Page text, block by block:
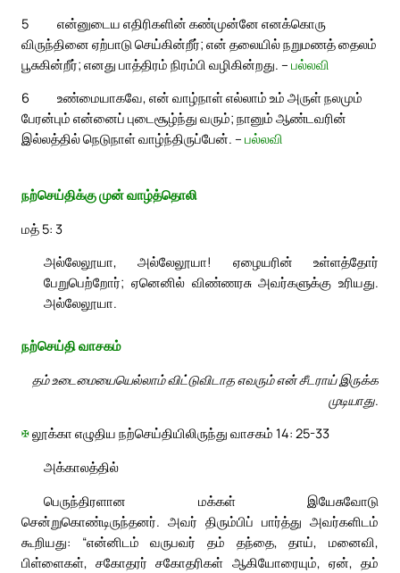
5
என்னுடைய எதிரிகளின் கண்முன்னே எனக்கொரு
விருந்தினை ஏற்பாடு செய்கின்றீர்; என் தலையில் நறுமணத் தைலம்
பூசுகின்றீர்; எனது பாத்திரம் நிரம்பி வழிகின்றது. – பல்லவி
6
உண்மையாகவே, என் வாழ்நாள் எல்லாம் உம் அருள் நலமும்
பேரன்பும் என்னைப் புடைசூழ்ந்து வரும்; நானும் ஆண்டவரின்
இல்லத்தில் நெடுநாள் வாழ்ந்திருப்பேன். – பல்லவி
நற்செய்திக்கு முன் வாழ்த்தொலி
மத் 5: 3
அல்லேலூயா, அல்லேலூயா! ஏழையரின் உள்ளத்தோர்
பேறுபெற்றோர்; ஏனெனில் விண்ணரசு அவர்களுக்கு உரியது.
அல்லேலூயா.
நற்செய்தி வாசகம்
தம் உடைமையையெல்லாம் விட்டுவிடாத எவரும் என் சீடராய் இருக்க
முடியாது.
✠லூக்கா எழுதிய நற்செய்தியிலிருந்து வாசகம் 14: 25-33
அக்காலத்தில்
பெருந்திரளான மக்கள் இயேசுவோடு
சென்றுகொண்டிருந்தனர். அவர் திரும்பிப் பார்த்து அவர்களிடம்
கூறியது: “என்னிடம் வருபவர் தம் தந்தை, தாய், மனைவி,
பிள்ளைகள், சகோதரர் சகோதரிகள் ஆகியோரையும், ஏன், தம்